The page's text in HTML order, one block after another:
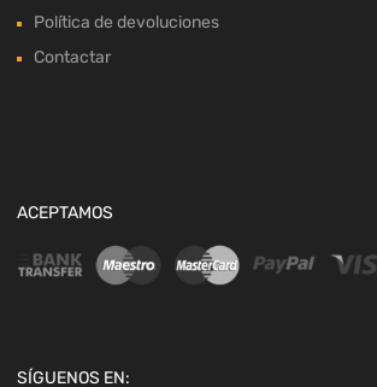
Política de devoluciones
Contactar
ACEPTAMOS
SÍGUENOS EN: